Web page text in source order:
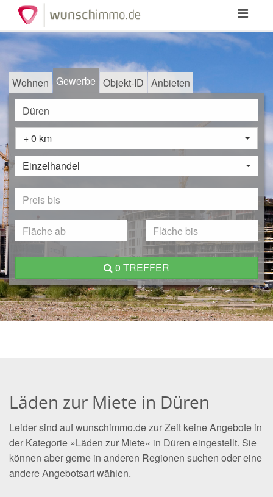
Toggle
Wohnen Gewerbe Objekt-ID Anbieten
+ 0 km
Einzelhandel
0 TREFFER
Läden zur Miete in Düren
Leider sind auf wunschimmo.de zur Zeit keine Angebote in
der Kategorie »Läden zur Miete« in Düren eingestellt. Sie
können aber gerne in anderen Regionen suchen oder eine
andere Angebotsart wählen.